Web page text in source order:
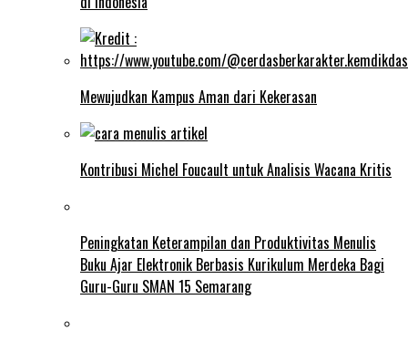
Mewujudkan Kampus Aman dari Kekerasan
Kontribusi Michel Foucault untuk Analisis Wacana Kritis
Peningkatan Keterampilan dan Produktivitas Menulis
Buku Ajar Elektronik Berbasis Kurikulum Merdeka Bagi
Guru-Guru SMAN 15 Semarang